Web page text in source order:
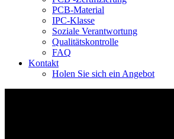
PCB-Material
IPC-Klasse
Soziale Verantwortung
Qualitätskontrolle
FAQ
Kontakt
Holen Sie sich ein Angebot